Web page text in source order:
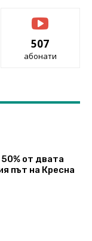
507
абонати
от двата
път на Кресна